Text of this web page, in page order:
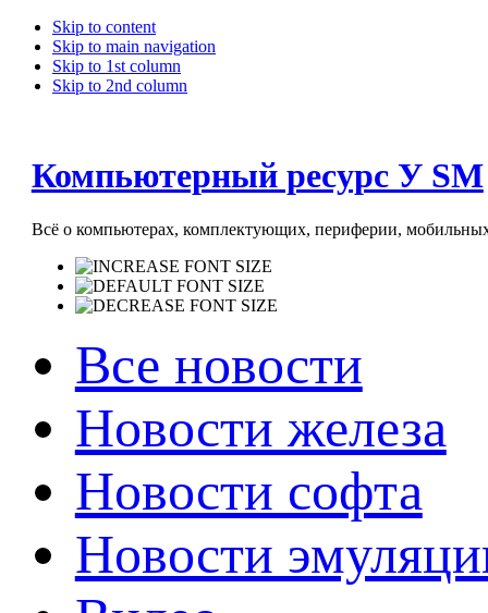
Skip to content
Skip to main navigation
Skip to 1st column
Skip to 2nd column
Компьютерный ресурс У SM
Всё о компьютерах, комплектующих, периферии, мобильных
Все новости
Новости железа
Новости софта
Новости